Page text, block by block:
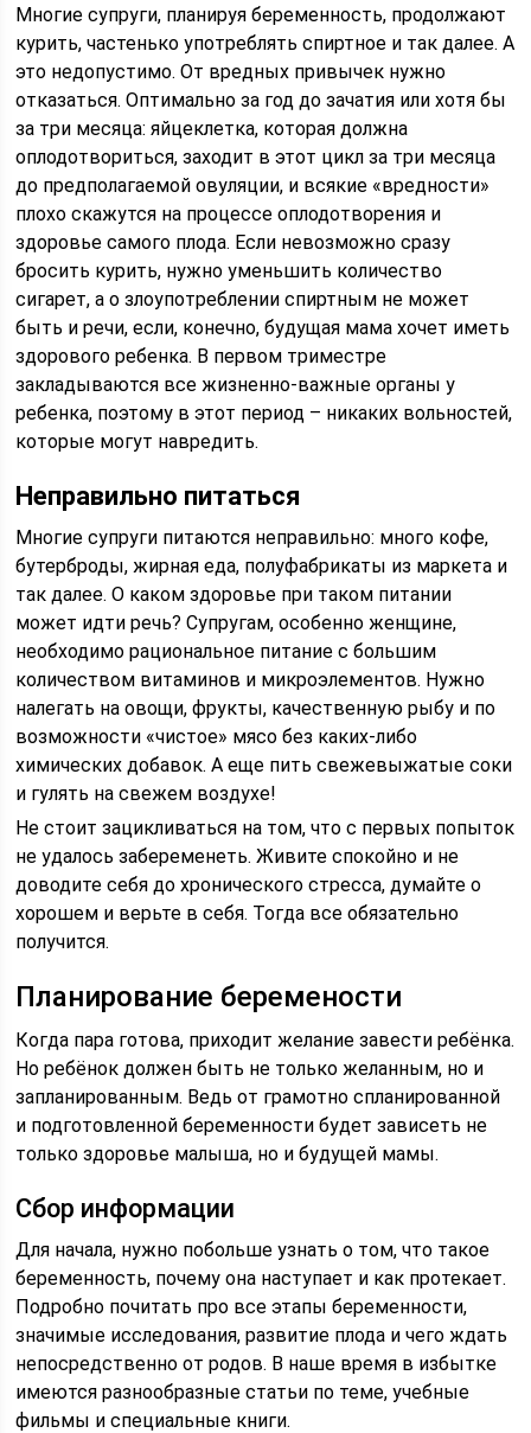
Многие супруги, планируя беременность, продолжают
курить, частенько употреблять спиртное и так далее. А
это недопустимо. От вредных привычек нужно
отказаться. Оптимально за год до зачатия или хотя бы
за три месяца: яйцеклетка, которая должна
оплодотвориться, заходит в этот цикл за три месяца
до предполагаемой овуляции, и всякие «вредности»
плохо скажутся на процессе оплодотворения и
здоровье самого плода. Если невозможно сразу
бросить курить, нужно уменьшить количество
сигарет, а о злоупотреблении спиртным не может
быть и речи, если, конечно, будущая мама хочет иметь
здорового ребенка. В первом триместре
закладываются все жизненно-важные органы у
ребенка, поэтому в этот период – никаких вольностей,
которые могут навредить.
Неправильно питаться
Многие супруги питаются неправильно: много кофе,
бутерброды, жирная еда, полуфабрикаты из маркета и
так далее. О каком здоровье при таком питании
может идти речь? Супругам, особенно женщине,
необходимо рациональное питание с большим
количеством витаминов и микроэлементов. Нужно
налегать на овощи, фрукты, качественную рыбу и по
возможности «чистое» мясо без каких-либо
химических добавок. А еще пить свежевыжатые соки
и гулять на свежем воздухе!
Не стоит зацикливаться на том, что с первых попыток
не удалось забеременеть. Живите спокойно и не
доводите себя до хронического стресса, думайте о
хорошем и верьте в себя. Тогда все обязательно
получится.
Планирование беремености
Когда пара готова, приходит желание завести ребёнка.
Но ребёнок должен быть не только желанным, но и
запланированным. Ведь от грамотно спланированной
и подготовленной беременности будет зависеть не
только здоровье малыша, но и будущей мамы.
Сбор информации
Для начала, нужно побольше узнать о том, что такое
беременность, почему она наступает и как протекает.
Подробно почитать про все этапы беременности,
значимые исследования, развитие плода и чего ждать
непосредственно от родов. В наше время в избытке
имеются разнообразные статьи по теме, учебные
фильмы и специальные книги.